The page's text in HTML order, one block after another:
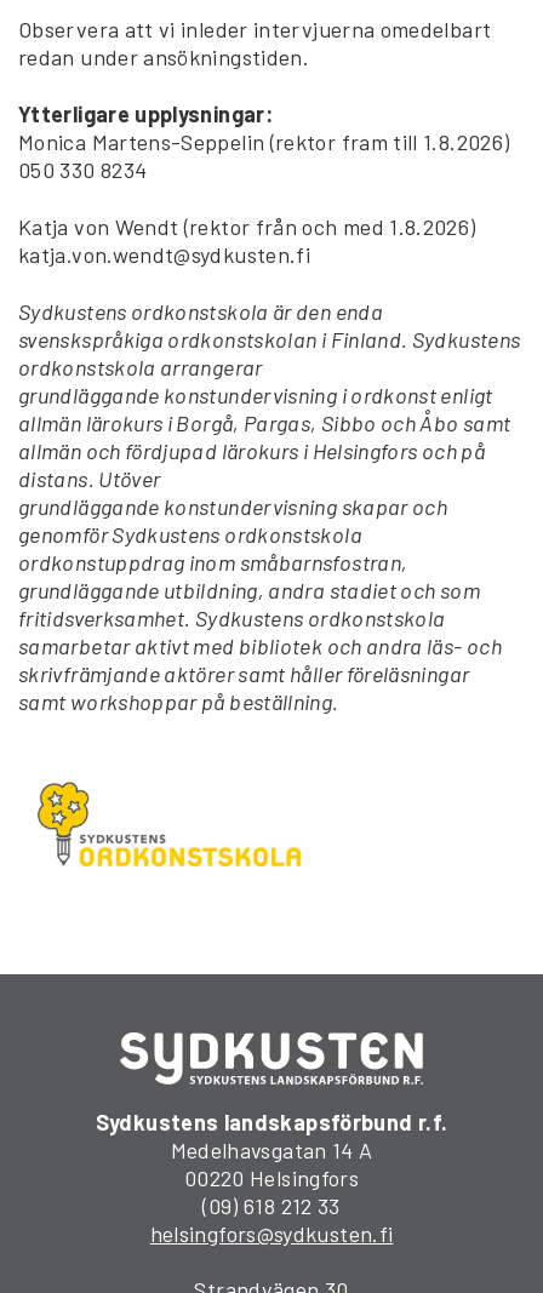
Observera att vi inleder intervjuerna omedelbart
redan under ansökningstiden.
Ytterligare upplysningar:
Monica Martens-Seppelin (rektor fram till 1.8.2026)
050 330 8234
Katja von Wendt (rektor från och med 1.8.2026)
katja.von.wendt@sydkusten.fi
Sydkustens ordkonstskola är den enda
svenskspråkiga ordkonstskolan i Finland. Sydkustens
ordkonstskola arrangerar
grundläggande konstundervisning i ordkonst enligt
allmän lärokurs i Borgå, Pargas, Sibbo och Åbo samt
allmän och fördjupad lärokurs i Helsingfors och på
distans. Utöver
grundläggande konstundervisning skapar och
genomför Sydkustens ordkonstskola
ordkonstuppdrag inom småbarnsfostran,
grundläggande utbildning, andra stadiet och som
fritidsverksamhet. Sydkustens ordkonstskola
samarbetar aktivt med bibliotek och andra läs- och
skrivfrämjande aktörer samt håller föreläsningar
samt workshoppar på beställning.
Sydkustens landskapsförbund r.f.
Medelhavsgatan 14 A
00220 Helsingfors
(09) 618 212 33
helsingfors@sydkusten.fi